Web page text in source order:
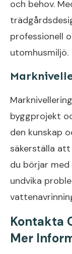
och behov.
professionell
utomhusmiljö.
byggprojekt
den kunskap
säkerställa att
du börjar
undvika
Kontakta
Mer